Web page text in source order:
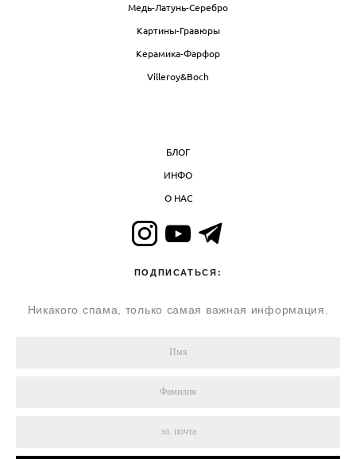
Медь-Латунь-Серебро
Картины-Гравюры
Керамика-Фарфор
Villeroy&Boch
БЛОГ
ИНФО
О НАС
ПОДПИСАТЬСЯ:
Никакого спама, только самая важная информация.